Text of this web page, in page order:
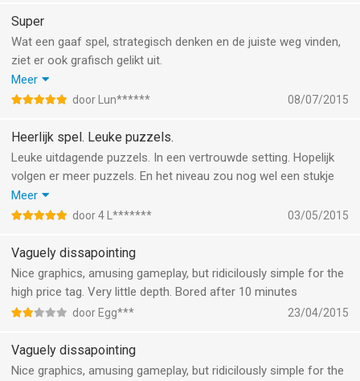
Super
Wat een gaaf spel, strategisch denken en de juiste weg vinden,
ziet er ook grafisch gelikt uit.
Een must voor elke puzzelaar!
En een compliment aan het adres van de ontwikkelaar.
Meer
door Lun****** 08/07/2015
Heerlijk spel. Leuke puzzels.
Leuke uitdagende puzzels. In een vertrouwde setting. Hopelijk
volgen er meer puzzels. En het niveau zou nog wel een stukje
omhoog mogen.
Jammer dat mensen hier 1 ster voor het spel geven, omdat het
duidelijk aangegeven. Volgende keer eerst eens verder lezen en
kijken voordat je iets koopt?
Meer
door 4 L******* 03/05/2015
Vaguely dissapointing
Nice graphics, amusing gameplay, but ridicilously simple for the
high price tag. Very little depth. Bored after 10 minutes
door Egg*** 23/04/2015
Vaguely dissapointing
Nice graphics, amusing gameplay, but ridicilously simple for the